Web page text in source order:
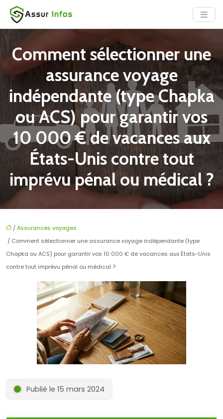
Comment sélectionner une
assurance voyage
indépendante (type Chapka
ou ACS) pour garantir vos
10 000 € de vacances aux
États-Unis contre tout
imprévu pénal ou médical ?
/Assurances voyages
/ Comment sélectionner une assurance voyage indépendante (type
Chapka ou ACS) pour garantir vos 10 000 € de vacances aux États-Unis
contre tout imprévu pénal ou médical ?
Publié le 15 mars 2024